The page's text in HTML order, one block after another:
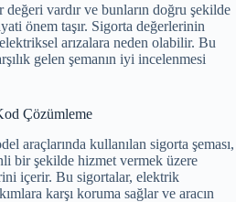
vardır ve bunların doğru şekilde
önem taşır. Sigorta değerlerinin
arızalara neden olabilir. Bu
gelen şemanın iyi incelenmesi
Çözümleme
araçlarında kullanılan sigorta şeması,
bir şekilde hizmet vermek üzere
içerir. Bu sigortalar, elektrik
karşı koruma sağlar ve aracın